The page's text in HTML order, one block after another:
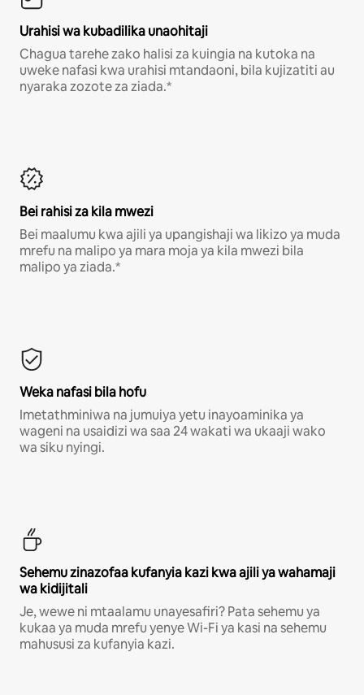
Urahisi wa kubadilika unaohitaji
Chagua tarehe zako halisi za kuingia na kutoka na
uweke nafasi kwa urahisi mtandaoni, bila kujizatiti au
nyaraka zozote za ziada.*
Bei rahisi za kila mwezi
Bei maalumu kwa ajili ya upangishaji wa likizo ya muda
mrefu na malipo ya mara moja ya kila mwezi bila
malipo ya ziada.*
Weka nafasi bila hofu
Imetathminiwa na jumuiya yetu inayoaminika ya
wageni na usaidizi wa saa 24 wakati wa ukaaji wako
wa siku nyingi.
Sehemu zinazofaa kufanyia kazi kwa ajili ya wahamaji
wa kidijitali
Je, wewe ni mtaalamu unayesafiri? Pata sehemu ya
kukaa ya muda mrefu yenye Wi-Fi ya kasi na sehemu
mahususi za kufanyia kazi.